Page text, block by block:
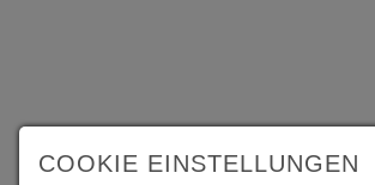
COOKIE EINSTELLUNGEN